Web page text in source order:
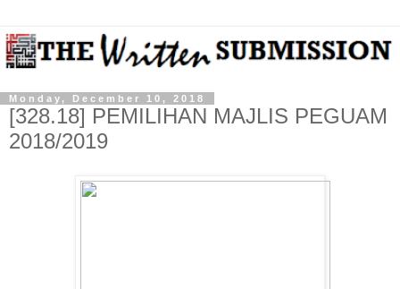
Monday, December 10, 2018
[328.18] PEMILIHAN MAJLIS PEGUAM
2018/2019